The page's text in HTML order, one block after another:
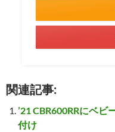
関連記事:
’21 CBR600RRにベビ
付け